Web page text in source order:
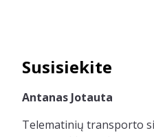
Susisiekite
Antanas Jotauta
Telematinių transporto